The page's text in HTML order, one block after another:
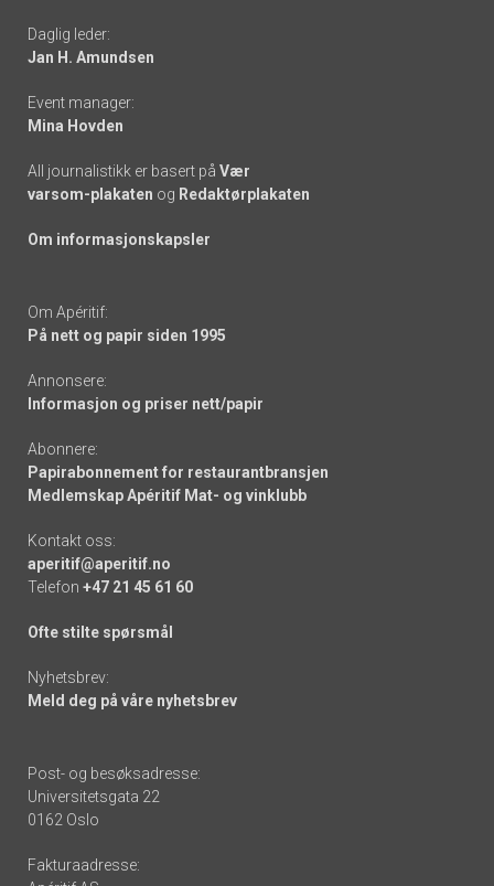
links
Daglig leder:
Jan H. Amundsen
Event manager:
Mina Hovden
All journalistikk er basert på Vær
varsom-plakaten og Redaktørplakaten
Om informasjonskapsler
Om Apéritif:
På nett og papir siden 1995
Annonsere:
Informasjon og priser nett/papir
Abonnere:
Papirabonnement for restaurantbransjen
Medlemskap Apéritif Mat- og vinklubb
Kontakt oss:
aperitif@aperitif.no
Telefon +47 21 45 61 60
Ofte stilte spørsmål
Nyhetsbrev:
Meld deg på våre nyhetsbrev
Post- og besøksadresse:
Universitetsgata 22
0162 Oslo
Fakturaadresse: